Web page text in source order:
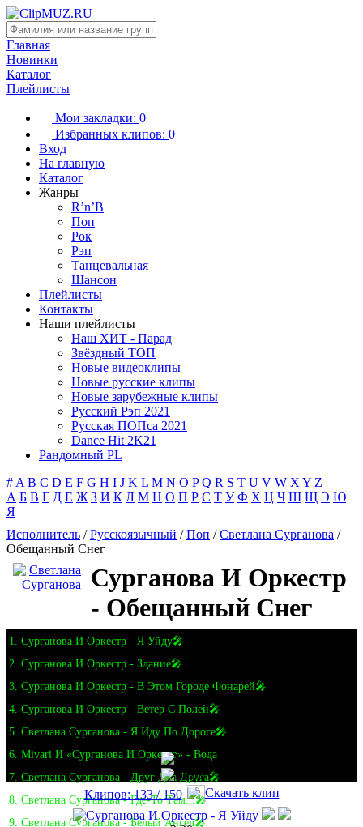
Главная
Новинки
Каталог
Плейлисты
Мои закладки: 0
Избранных клипов: 0
Вход
На главную
Каталог
Жанры
R’n’B
Поп
Рок
Рэп
Танцевальная
Шансон
Плейлисты
Контакты
Наши плейлисты
Наш ХИТ - Парад
Звёздный ТОП
Новые видеоклипы
Новые русские клипы
Новые зарубежные клипы
Русский Рэп 2021
Русская ПОПса 2021
Dance Hit 2K21
Рандомный PL
# A B C D E F G H I J K L M N O P Q R S T U V W X Y Z
А Б В Г Д Е Ж З И К Л М Н О П Р С Т У Ф Х Ц Ч Ш Щ Э Ю
Я
Исполнитель /Русскоязычный /Поп /Светлана Сурганова /
Обещанный Снег
Сурганова И Оркестр
- Обещанный Снег
1. Сурганова И Оркестр - Я Уйду🎤
2. Сурганова И Оркестр - Здание🎤
3. Сурганова И Оркестр - В Этом Городе Фонарей🎤
4. Сурганова И Оркестр - Ветер С Полей🎤
5. Светлана Сурганова - Я Иду По Дороге🎤
6. Mivari И «Сурганова И Оркестр» - Вода
7. Светлана Сурганова - Друг Для Друга🎤
8. Светлана Сурганова - Где-То Там...🎤
9. Светлана Сурганова - Белый Ангел🎤
Клипов: 133 / 150 Скачать клип